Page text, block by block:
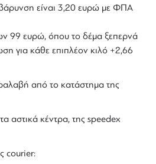
είναι 3,20 ευρώ με ΦΠΑ
99 ευρώ, όπου το δέμα ξεπερνά
για κάθε επιπλέον κιλό +2,66
από το κατάστημα της
αστικά κέντρα, της speedex
courier: